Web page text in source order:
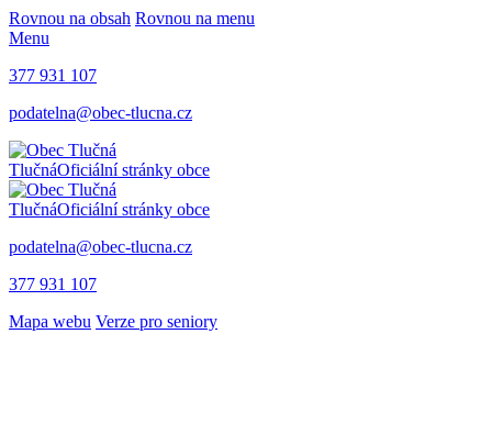
Rovnou na obsah Rovnou na menu
Menu
377 931 107
podatelna@obec-tlucna.cz
TlučnáOficiální stránky obce
TlučnáOficiální stránky obce
podatelna@obec-tlucna.cz
377 931 107
Mapa webu Verze pro seniory